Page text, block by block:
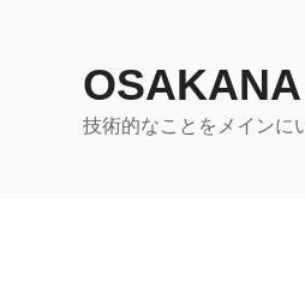
技術的なことをメインに